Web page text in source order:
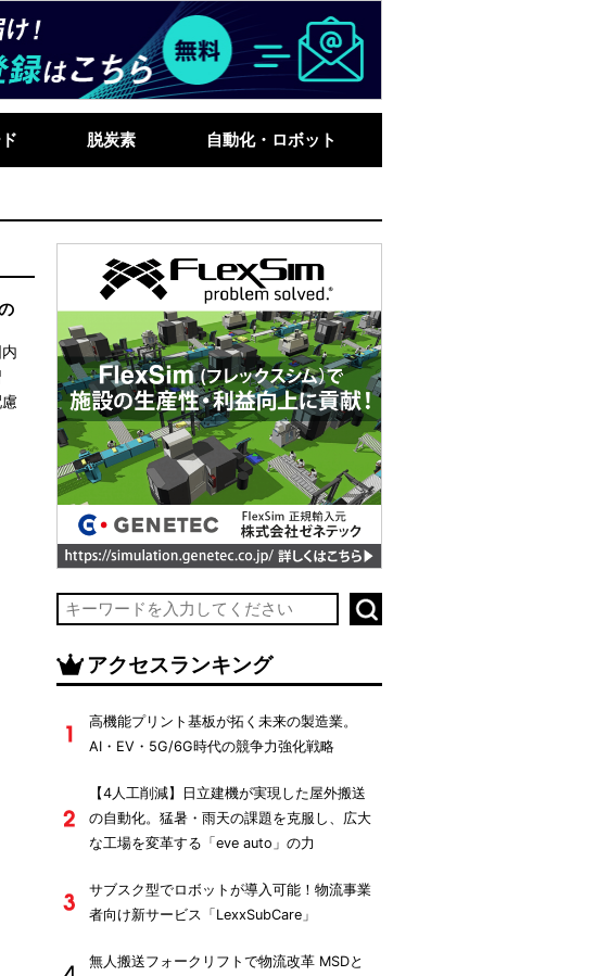
脱炭素 自動化・ロボット
アクセスランキング
高機能プリント基板が拓く未来の製造業。
AI・EV・5G/6G時代の競争力強化戦略
【4人工削減】日立建機が実現した屋外搬送
の自動化。猛暑・雨天の課題を克服し、広大
な工場を変革する「eve auto」の力
サブスク型でロボットが導入可能！物流事業
者向け新サービス「LexxSubCare」
無人搬送フォークリフトで物流改革 MSDと